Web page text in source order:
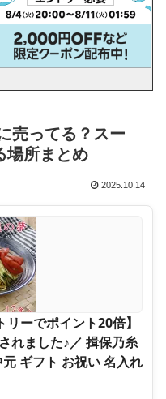
売ってる？スー
場所まとめ
2025.10.14
ーでポイント20倍】
れました♪／ 揖保乃糸
ギフト お祝い 名入れ